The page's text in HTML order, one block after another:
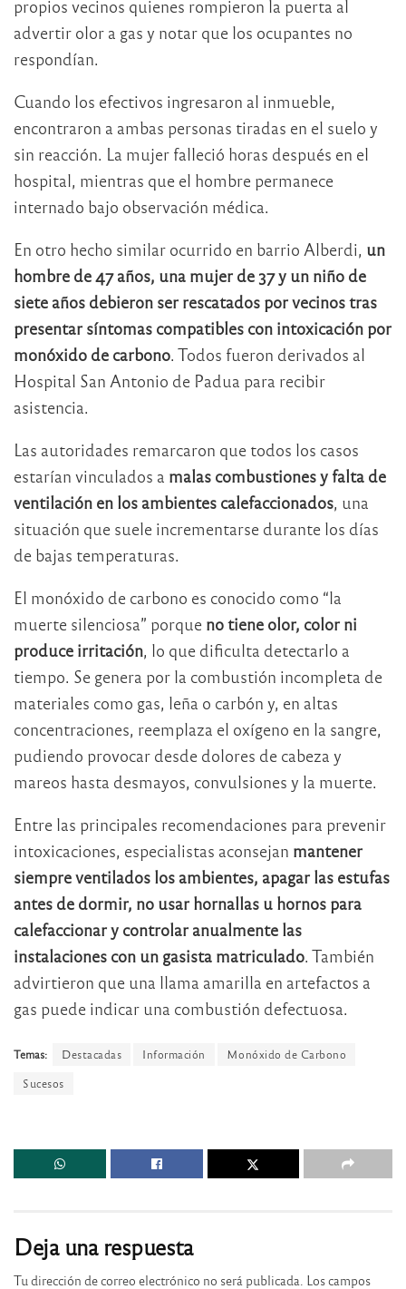
propios vecinos quienes rompieron la puerta al
advertir olor a gas y notar que los ocupantes no
respondían.
Cuando los efectivos ingresaron al inmueble,
encontraron a ambas personas tiradas en el suelo y
sin reacción. La mujer falleció horas después en el
hospital, mientras que el hombre permanece
internado bajo observación médica.
En otro hecho similar ocurrido en barrio Alberdi, un
hombre de 47 años, una mujer de 37 y un niño de
siete años debieron ser rescatados por vecinos tras
presentar síntomas compatibles con intoxicación por
monóxido de carbono. Todos fueron derivados al
Hospital San Antonio de Padua para recibir
asistencia.
Las autoridades remarcaron que todos los casos
estarían vinculados a malas combustiones y falta de
ventilación en los ambientes calefaccionados, una
situación que suele incrementarse durante los días
de bajas temperaturas.
El monóxido de carbono es conocido como “la
muerte silenciosa” porque no tiene olor, color ni
produce irritación, lo que dificulta detectarlo a
tiempo. Se genera por la combustión incompleta de
materiales como gas, leña o carbón y, en altas
concentraciones, reemplaza el oxígeno en la sangre,
pudiendo provocar desde dolores de cabeza y
mareos hasta desmayos, convulsiones y la muerte.
Entre las principales recomendaciones para prevenir
intoxicaciones, especialistas aconsejan mantener
siempre ventilados los ambientes, apagar las estufas
antes de dormir, no usar hornallas u hornos para
calefaccionar y controlar anualmente las
instalaciones con un gasista matriculado. También
advirtieron que una llama amarilla en artefactos a
gas puede indicar una combustión defectuosa.
Temas: Destacadas Información
Monóxido de Carbono
Sucesos
Deja una respuesta
Tu dirección de correo electrónico no será publicada. Los campos